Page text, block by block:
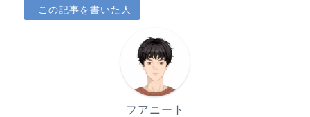
フアニート